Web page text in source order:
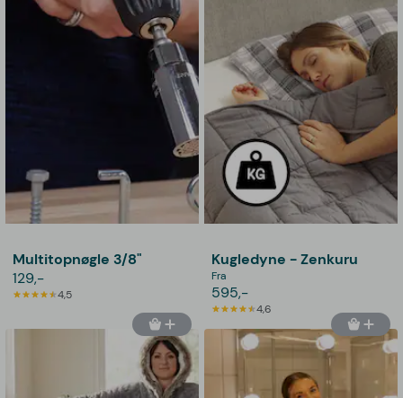
Multitopnøgle 3/8"
129,-
4,5
Kugledyne - Zenkuru
Fra
595,-
4,6